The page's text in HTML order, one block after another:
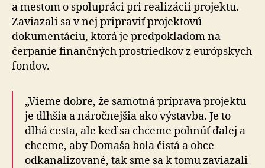
a mestom o spolupráci pri realizácii projektu.
Zaviazali sa v nej pripraviť projektovú
dokumentáciu, ktorá je pred­po­kla­dom na
čerpanie finančných prostriedkov z európskych
fondov.
„Vieme dobre, že samotná príprava projektu
je dlhšia a náročnejšia ako výstavba. Je to
dlhá cesta, ale keď sa chceme pohnúť ďalej a
chceme, aby Domaša bola čistá a obce
odkanalizované, tak sme sa k tomu zaviazali